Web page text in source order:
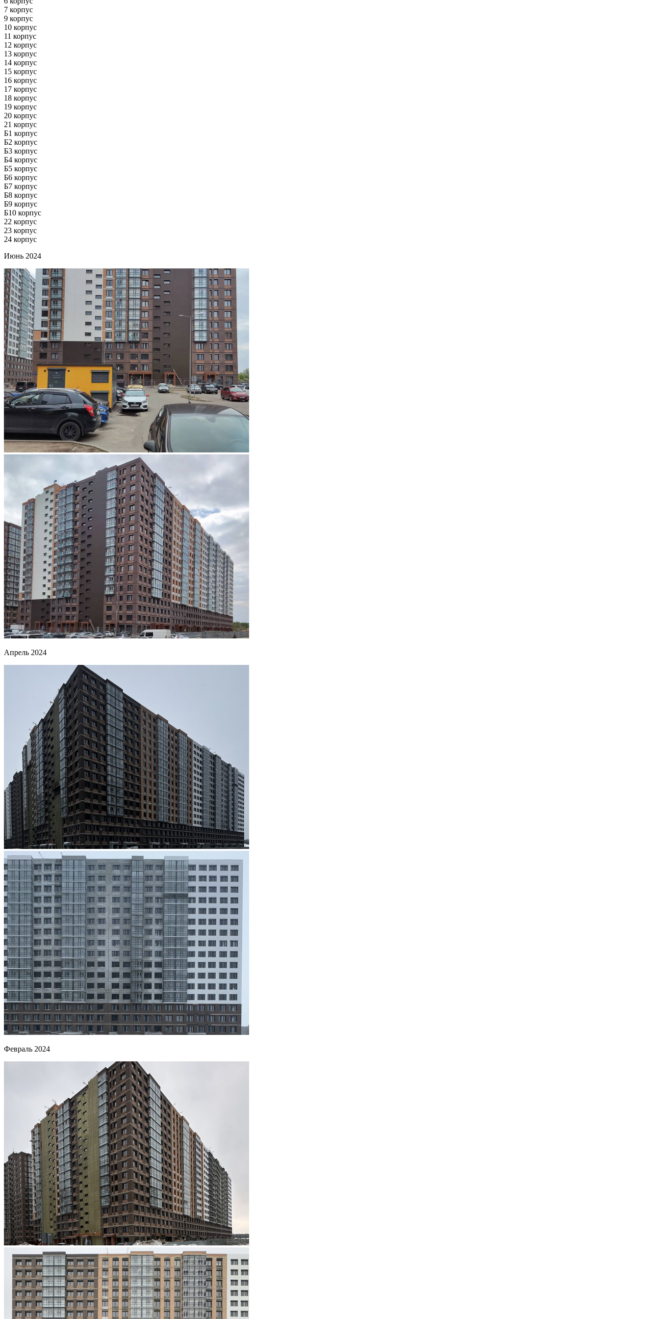
7 корпус
9 корпус
10 корпус
11 корпус
12 корпус
13 корпус
14 корпус
15 корпус
16 корпус
17 корпус
18 корпус
19 корпус
20 корпус
21 корпус
Б1 корпус
Б2 корпус
Б3 корпус
Б4 корпус
Б5 корпус
Б6 корпус
Б7 корпус
Б8 корпус
Б9 корпус
Б10 корпус
22 корпус
23 корпус
24 корпус
Июнь 2024
Апрель 2024
Февраль 2024